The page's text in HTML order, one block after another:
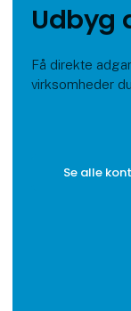
Udbyg
Få direkte
virksomheder
Se alle